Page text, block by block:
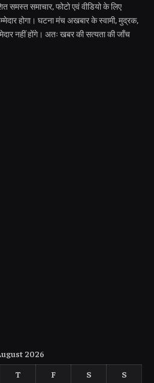
समस्त समाचार, फोटो एवं वीडियो के लिए
होगा। घटना मंच अखबार के स्वामी, मुद्रक,
नहीं होंगे। अतः खबर की सत्यता की जाँच
2026
T F S S